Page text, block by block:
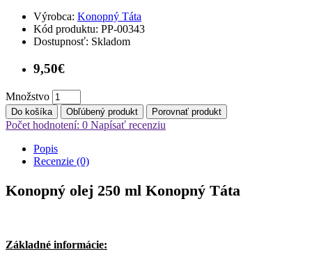
Výrobca: Konopný Táta
Kód produktu: PP-00343
Dostupnosť: Skladom
9,50€
Množstvo
Do košíka Obľúbený produkt Porovnať produkt
Počet hodnotení: 0 Napísať recenziu
Popis
Recenzie (0)
Konopný olej 250 ml Konopný Táta
Základné informácie: